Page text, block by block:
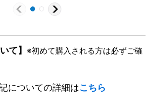
て】 ※初めて購入される方は必ずご確
についての詳細はこちら